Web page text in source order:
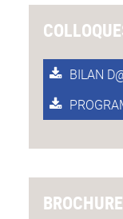
BILAN